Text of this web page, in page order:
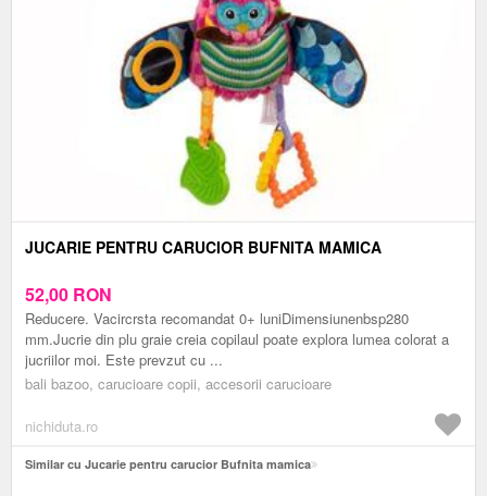
JUCARIE PENTRU CARUCIOR BUFNITA MAMICA
52,00 RON
Reducere. Vacircrsta recomandat 0+ luniDimensiunenbsp280
mm.Jucrie din plu graie creia copilaul poate explora lumea colorat a
jucriilor moi. Este prevzut cu ...
bali bazoo, carucioare copii, accesorii carucioare
nichiduta.ro
Similar cu Jucarie pentru carucior Bufnita mamica